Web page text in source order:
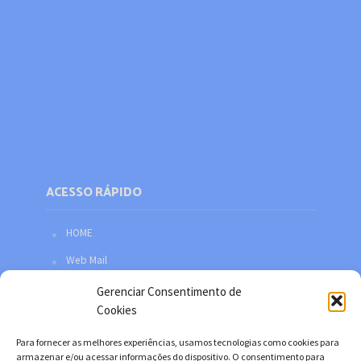
Gerenciar Consentimento de
Cookies
Para fornecer as melhores experiências, usamos tecnologias como cookies para
armazenar e/ou acessar informações do dispositivo. O consentimento para
ACESSO RÁPIDO
HOME
Web Mail
Política de privacidade
Redes sociais
Facebook